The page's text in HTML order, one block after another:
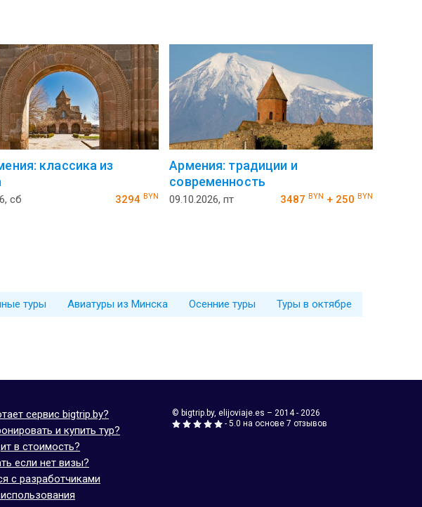
классика из
сб 3294BYN
Армения: традиции и
современность
09.10.2026, пт 3487 BYN + 250 BYN
туры Авиатуры из Минска Осенние туры Туры в октябре
сервис bigtrip.by?
и купить тур?
в стоимость?
если нет визы?
с разработчиками
© bigtrip.by, elijoviaje.es – 2014 - 2026
- 5.0 на основе 7 отзывов